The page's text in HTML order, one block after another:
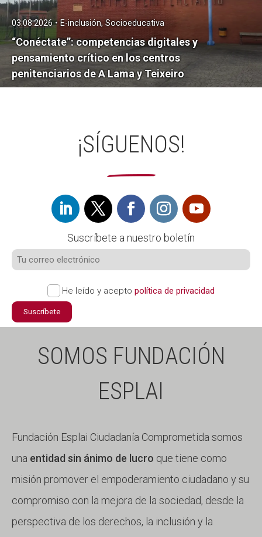
“Conéctate”: competencias digitales y
pensamiento crítico en los centros
penitenciarios de A Lama y Teixeiro
03.08.2026 • E-inclusión, Socioeducativa
¡SÍGUENOS!
Suscríbete a nuestro boletín
He leído y acepto política de privacidad
Suscríbete
SOMOS FUNDACIÓN
ESPLAI
Fundación Esplai Ciudadanía Comprometida somos
una entidad sin ánimo de lucro que tiene como
misión promover el empoderamiento ciudadano y su
compromiso con la mejora de la sociedad, desde la
perspectiva de los derechos, la inclusión y la